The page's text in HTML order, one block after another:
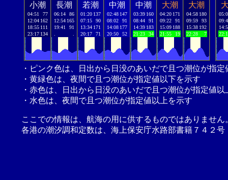
小潮
04:51
77
12:04 162
18:55 111
23:17 134
長潮
06:14
86
12:54 165
19:41
91
若潮
01:20 137
07:15
90
13:34 171
20:17
71
中潮
02:48 147
08:02
91
14:08 177
20:50
52
中潮
03:39 160
08:44
91
14:39 183
21:23
34
大潮
04:20 171
09:22
91
15:09 188
21:55
19
大潮
04:58 180
09:59
93
15:38 192
22:28
7
・ピンク色は、日出から日没のあいだで且つ潮位が指
・黄緑色は、夜間で且つ潮位が指定値以下を示す
・赤色は、日出から日没のあいだで且つ潮位が指定値以
・水色は、夜間で且つ潮位が指定値以上を示す
ここでの情報は、航海の用に供するものではありませ
各港の潮汐調和定数は、海上保安庁水路部書籍７４２